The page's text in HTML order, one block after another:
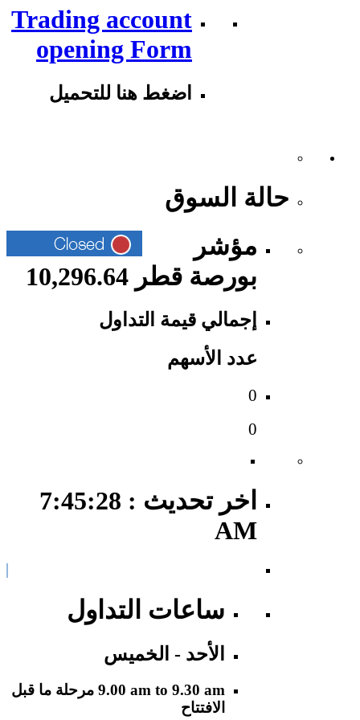
Trading account
opening Form
اضغط هنا للتحميل
حالة السوق
مؤشر
بورصة قطر 10,296.64
إجمالي قيمة التداول
عدد الأسهم
0
0
اخر تحديث : 7:45:28
AM
ساعات التداول
الأحد - الخميس
9.00 am to 9.30 am مرحلة ما قبل
الافتتاح